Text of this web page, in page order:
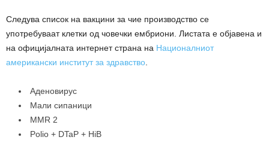
Следува список на вакцини за чие производство се
употребуваат клетки од човечки ембриони. Листата е објавена и
на официјалната интернет страна на Националниот
американски институт за здравство
Аденовирус
Мали сипаници
MMR 2
Polio + DTaP + HiB